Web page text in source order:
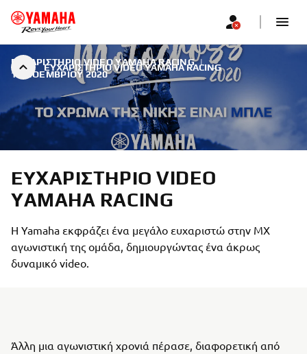
ΕΥΧΑΡΙΣΤΉΡΙΟ VIDEO YAMAHA RACING
ΕΥΧΑΡΙΣΤΉΡΙΟ VIDEO YAMAHA RACING |
12 ΝΟΕΜΒΡΊΟΥ 2020
ΕΥΧΑΡΙΣΤΉΡΙΟ VIDEO
YAMAHA RACING
H Yamaha εκφράζει ένα μεγάλο ευχαριστώ στην ΜΧ
αγωνιστική της ομάδα, δημιουργώντας ένα άκρως
δυναμικό video.
Άλλη μια αγωνιστική χρονιά πέρασε, διαφορετική από